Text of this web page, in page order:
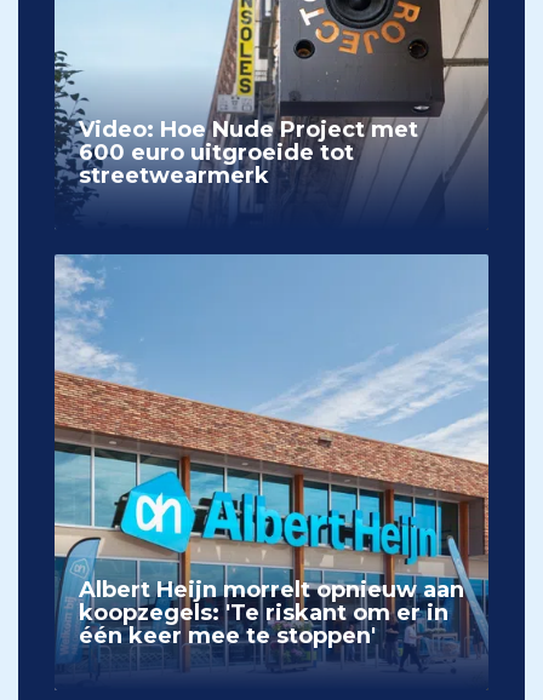
Video: Hoe Nude Project met
600 euro uitgroeide tot
streetwearmerk
Albert Heijn morrelt opnieuw aan
koopzegels: 'Te riskant om er in
één keer mee te stoppen'